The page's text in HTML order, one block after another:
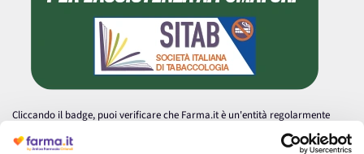
Cliccando il badge, puoi verificare che Farma.it è un'entità regolarmente
autorizzata dal Ministero della Salute a effettuare la vendita online di
medicinali.